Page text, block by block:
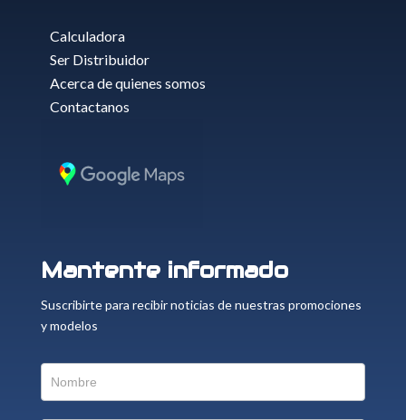
Calculadora
Ser Distribuidor
Acerca de quienes somos
Contactanos
Mantente informado
Suscribirte para recibir noticias de nuestras promociones
y modelos